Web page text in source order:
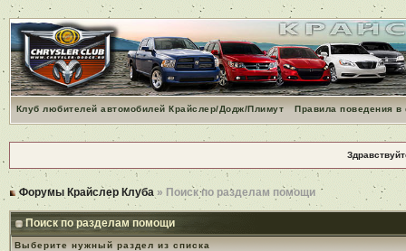
Клуб любителей автомобилей Крайслер/Додж/Плимут Правила поведения
Форумы Крайслер Клуба » Поиск по разделам помощи
Поиск по разделам помощи
Выберите нужный раздел из списка